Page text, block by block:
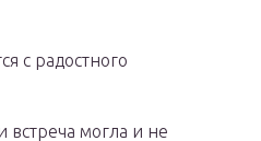
с радостного
встреча могла и не